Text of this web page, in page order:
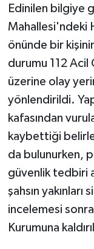
Edinilen bilgiye
Mahallesi'ndeki
önünde bir
durumu 112
üzerine olay
yönlendirildi.
kafasından
kaybettiği
da bulunurken,
güvenlik tedbiri
şahsın
incelemesi
Kurumuna
GENEL
GÜNDEM
HABERDE
İNSAN
İş Dünyası
Jandarma
Kadın